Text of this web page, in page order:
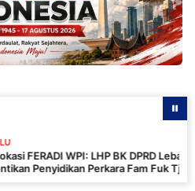
WPI: LHP BK DPRD Lebak Tidak
Perkara Fam Fuk Tjhong Alias Pak